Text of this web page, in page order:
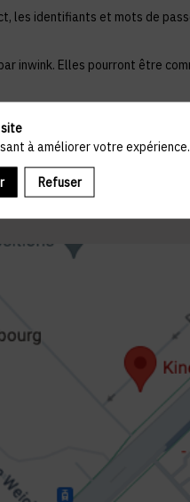
les identifiants et mots de
inwink. Elles pourront être
loi n°2004-801 du 6 août
données le concernant
à améliorer votre expérience.
Refuser